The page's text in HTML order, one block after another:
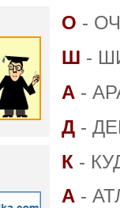
О -
Ш -
А-
Д-
К -
А -